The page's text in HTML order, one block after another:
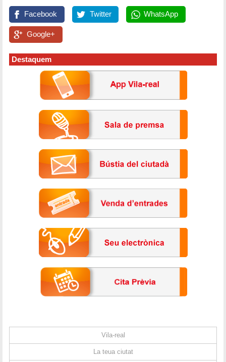
Facebook Twitter WhatsApp
Google+
Destaquem
Vila-real
La teua ciutat